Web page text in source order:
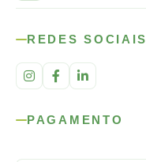
REDES SOCIAIS
PAGAMENTO